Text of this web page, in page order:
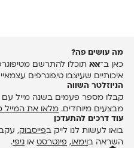
מה עושים פה?
כאן ב־אאאתוכלו להתרשם
איכותיים שעיצבו טיפוגרפים
הניוזלטר השווה
קבלו מספר פעמים בשנה מייל עם
מבצעים מיוחדים. מלאו את המייל
עוד דרכים להתעדכן
בואו לעשות לנו לייק בפייסבוק,
השראה בוימאו , פינטרסטאו גיפי.